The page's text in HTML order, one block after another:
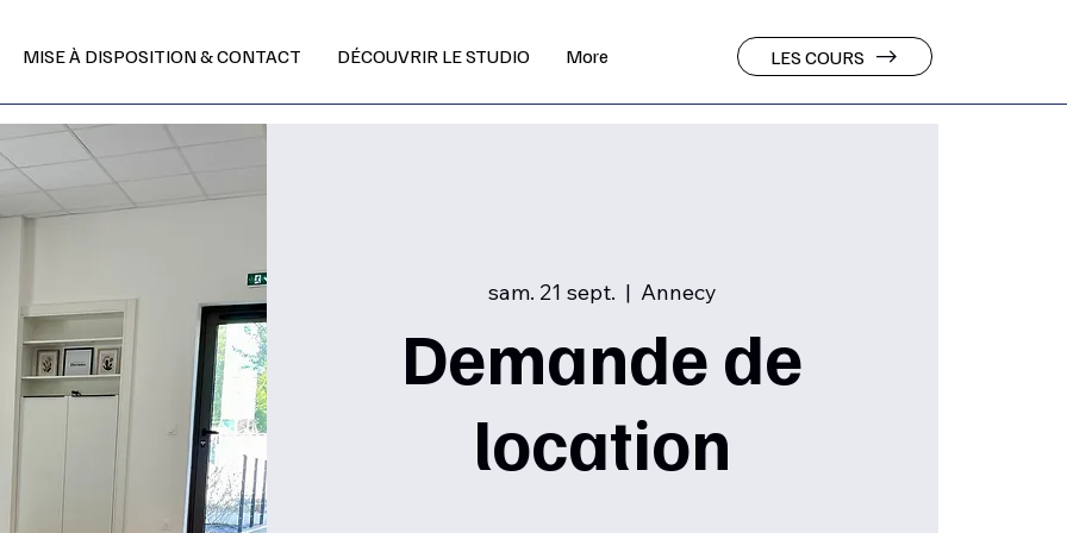
MISE À DISPOSITION & CONTACT DÉCOUVRIR LE STUDIO More LES COURS
sam. 21 sept.
  |
Annecy
Demande de
location